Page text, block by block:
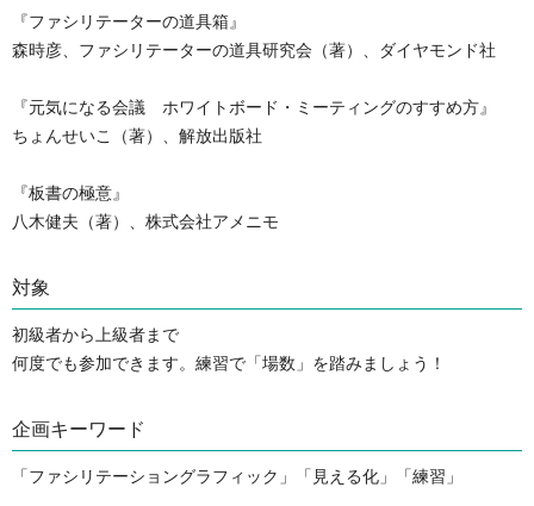
『ファシリテーターの道具箱』
森時彦、ファシリテーターの道具研究会（著）、ダイヤモンド社
『元気になる会議 ホワイトボード・ミーティングのすすめ方』
ちょんせいこ（著）、解放出版社
『板書の極意』
八木健夫（著）、株式会社アメニモ
対象
初級者から上級者まで
何度でも参加できます。練習で「場数」を踏みましょう！
企画キーワード
「ファシリテーショングラフィック」「見える化」「練習」